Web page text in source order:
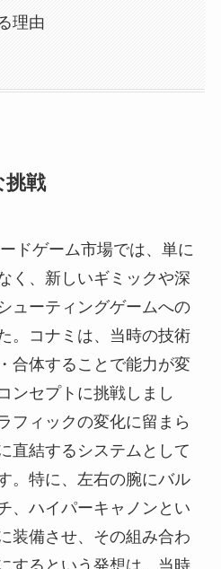
理由
挑戦
ドゲーム市場では、単に
く、新しいギミックや深
ューティングゲームへの
。コナミは、当時の技術
合体することで能力が変
ンセプトに挑戦しまし
フィックの変化に留まら
直結するシステムとして
。特に、左右の腕にバル
、ハイパーキャノンとい
装備させ、その組み合わ
するという発想は、当時